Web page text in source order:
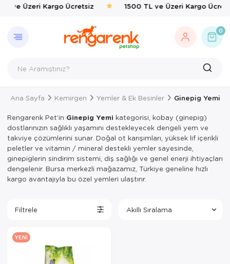
ve Üzeri Kargo Ücretsiz 1500 TL ve Üzeri Kargo
0
GERI DÖN
Kedi
KEDI
Kedi Taşıma
Kedi Kumları
Kedi Hijyen &
Kedi
Kedi
Kedi
KÖPEK
Kedi
Köpek
Köpek Hijyen
Köpek
Köpek
Köpek
KUŞ
Kafes & Yuva
Yem & Kraker
Yemlik &
Evcil Hayvan
EVCIL
Kedi Mama &
Balık
BALIK
Balık Yemleri
Kaplumbağa
Yemler & Ek
Kemirgen
Bakım &
ÇEVRE
Haşere
Ana Sayfa Kemirgen Yemler & Ek Besinler Ginepig Yemi
Rengarenk Pet’in Ginepig Yemi kategorisi, kobay (ginepig)
dostlarınızın sağlıklı yaşamını destekleyecek dengeli yem ve
takviye çözümlerini sunar. Doğal ot karışımları, yüksek lif içerikli
peletler ve vitamin / mineral destekli yemler sayesinde,
ginepiglerin sindirim sistemi, diş sağlığı ve genel enerji ihtiyaçları
dengelenir. Bursa merkezli mağazamız, Türkiye geneline hızlı
kargo avantajıyla bu özel yemleri ulaştırır.
Filtrele
YENI